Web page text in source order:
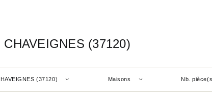
(37120)
(37120) Maisons Nb.